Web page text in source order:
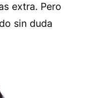
extra. Pero
sin duda